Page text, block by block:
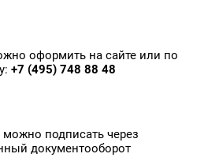
оформить на сайте или по
+7 (495) 748 88 48
подписать через
документооборот